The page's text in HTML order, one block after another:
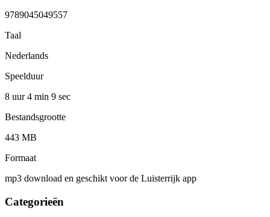
9789045049557
Taal
Nederlands
Speelduur
8 uur 4 min 9 sec
Bestandsgrootte
443 MB
Formaat
mp3 download en geschikt voor de Luisterrijk app
Categorieën